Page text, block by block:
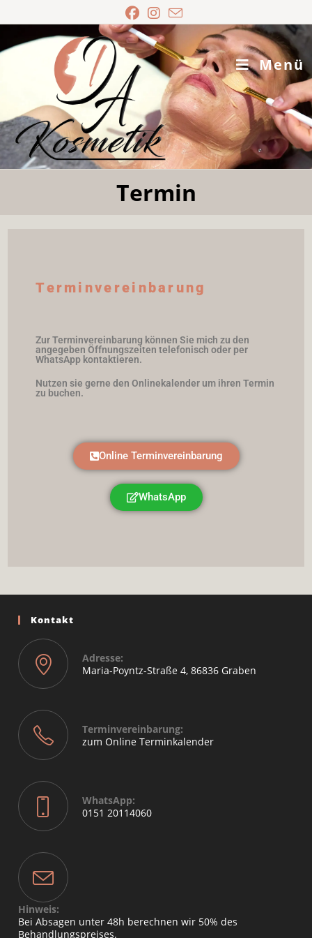
Menü
Termin
Terminvereinbarung
Zur Terminvereinbarung können Sie mich zu den
angegeben Öffnungszeiten telefonisch oder per
WhatsApp kontaktieren.
Nutzen sie gerne den Onlinekalender um ihren Termin
zu buchen.
Online Terminvereinbarung
WhatsApp
Kontakt
Adresse:
Maria-Poyntz-Straße 4, 86836 Graben
Terminvereinbarung:
zum Online Terminkalender
WhatsApp:
0151 20114060
Hinweis:
Bei Absagen unter 48h berechnen wir 50% des
Behandlungspreises.